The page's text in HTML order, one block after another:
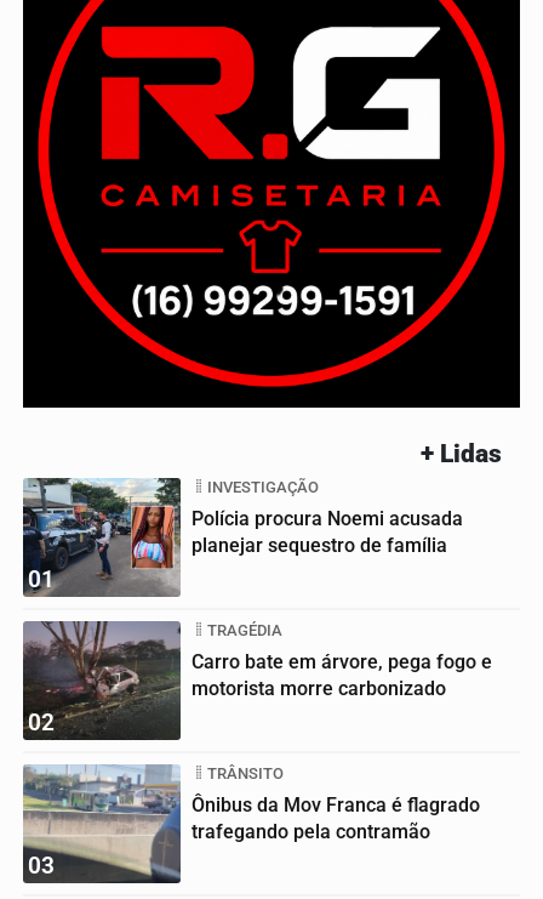
+ Lidas
01
INVESTIGAÇÃO
Polícia procura Noemi acusada
planejar sequestro de família
02
TRAGÉDIA
Carro bate em árvore, pega fogo e
motorista morre carbonizado
03
TRÂNSITO
Ônibus da Mov Franca é flagrado
trafegando pela contramão